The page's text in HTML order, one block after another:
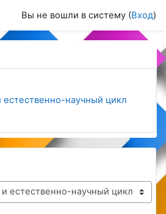
Вы не вошли в систему (Вход)
естественно-научный цикл